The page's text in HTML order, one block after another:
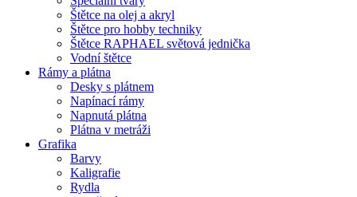
Štětce na olej a akryl
Štětce pro hobby techniky
Štětce RAPHAEL světová jednička
Vodní štětce
Rámy a plátna
Desky s plátnem
Napínací rámy
Napnutá plátna
Plátna v metráži
Grafika
Barvy
Kaligrafie
Rydla